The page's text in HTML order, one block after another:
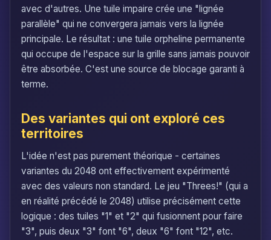
avec d'autres. Une tuile impaire crée une "lignée
parallèle" qui ne convergera jamais vers la lignée
principale. Le résultat : une tuile orpheline permanente
qui occupe de l'espace sur la grille sans jamais pouvoir
être absorbée. C'est une source de blocage garanti à
terme.
Des variantes qui ont exploré ces
territoires
L'idée n'est pas purement théorique - certaines
variantes du 2048 ont effectivement expérimenté
avec des valeurs non standard. Le jeu "Threes!" (qui a
en réalité précédé le 2048) utilise précisément cette
logique : des tuiles "1" et "2" qui fusionnent pour faire
"3", puis deux "3" font "6", deux "6" font "12", etc.